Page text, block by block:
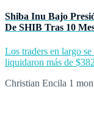
Shiba Inu Bajo
De SHIB Tras 10
Los traders en largo
liquidaron más de
Christian Encila 1